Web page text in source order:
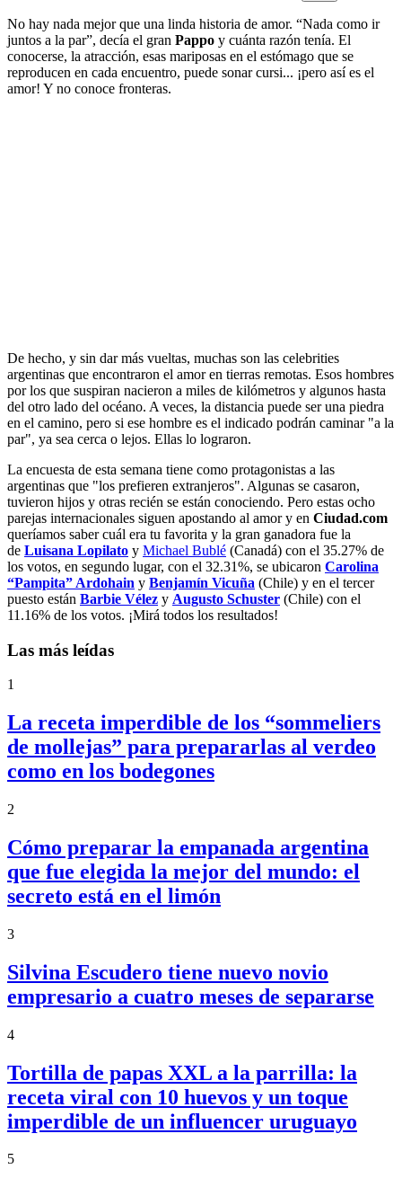
No hay nada mejor que una linda historia de amor. “Nada como ir
juntos a la par”, decía el gran Pappo y cuánta razón tenía. El
conocerse, la atracción, esas mariposas en el estómago que se
reproducen en cada encuentro, puede sonar cursi... ¡pero así es el
amor! Y no conoce fronteras.
De hecho, y sin dar más vueltas, muchas son las celebrities
argentinas que encontraron el amor en tierras remotas. Esos hombres
por los que suspiran nacieron a miles de kilómetros y algunos hasta
del otro lado del océano. A veces, la distancia puede ser una piedra
en el camino, pero si ese hombre es el indicado podrán caminar "a la
par", ya sea cerca o lejos. Ellas lo lograron.
La encuesta de esta semana tiene como protagonistas a las
argentinas que "los prefieren extranjeros". Algunas se casaron,
tuvieron hijos y otras recién se están conociendo. Pero estas ocho
parejas internacionales siguen apostando al amor y en Ciudad.com
queríamos saber cuál era tu favorita y la gran ganadora fue la
de Luisana Lopilato y Michael Bublé (Canadá) con el 35.27% de
los votos, en segundo lugar, con el 32.31%, se ubicaron Carolina
“Pampita” Ardohain y Benjamín Vicuña (Chile) y en el tercer
puesto están Barbie Vélez y Augusto Schuster (Chile) con el
11.16% de los votos. ¡Mirá todos los resultados!
Las más leídas
1
La receta imperdible de los “sommeliers
de mollejas” para prepararlas al verdeo
como en los bodegones
2
Cómo preparar la empanada argentina
que fue elegida la mejor del mundo: el
secreto está en el limón
3
Silvina Escudero tiene nuevo novio
empresario a cuatro meses de separarse
4
Tortilla de papas XXL a la parrilla: la
receta viral con 10 huevos y un toque
imperdible de un influencer uruguayo
5